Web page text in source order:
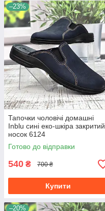
–23%
Тапочки чоловічі домашні
Inblu сині еко-шкіра закритий
носок 6124
Готово до відправки
540 ₴ 700 ₴
Купити
–20%